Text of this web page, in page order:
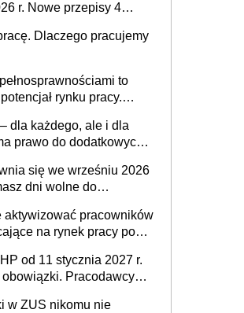
r. Nowe przepisy 4
Dlaczego pracujemy
to
rynku pracy.
refundacji, ale bariery po
dla każdego, ale i dla
prawo do dodatkowych
się we wrześniu 2026
dni wolne do
aktywizować pracowników
na rynek pracy po
Powstanie Fundusz
w Zatrudnianiu?
od 11 stycznia 2027 r.
Pracodawcy
w ZUS nikomu nie